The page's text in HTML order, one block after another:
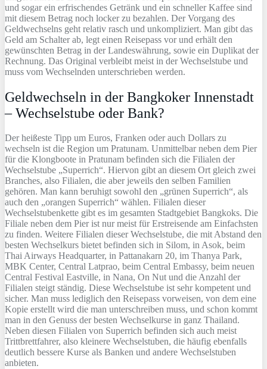
und sogar ein erfrischendes Getränk und ein schneller Kaffee sind
mit diesem Betrag noch locker zu bezahlen. Der Vorgang des
Geldwechselns geht relativ rasch und unkompliziert. Man gibt das
Geld am Schalter ab, legt einen Reisepass vor und erhält den
gewünschten Betrag in der Landeswährung, sowie ein Duplikat der
Rechnung. Das Original verbleibt meist in der Wechselstube und
muss vom Wechselnden unterschrieben werden.
Geldwechseln in der Bangkoker Innenstadt
– Wechselstube oder Bank?
Der heißeste Tipp um Euros, Franken oder auch Dollars zu
wechseln ist die Region um Pratunam. Unmittelbar neben dem Pier
für die Klongboote in Pratunam befinden sich die Filialen der
Wechselstube „Superrich“. Hiervon gibt an diesem Ort gleich zwei
Branches, also Filialen, die aber jeweils den selben Familien
gehören. Man kann beruhigt sowohl den „grünen Superrich“, als
auch den „orangen Superrich“ wählen. Filialen dieser
Wechselstubenkette gibt es im gesamten Stadtgebiet Bangkoks. Die
Filiale neben dem Pier ist nur meist für Erstreisende am Einfachsten
zu finden. Weitere Filialen dieser Wechselstube, die mit Abstand den
besten Wechselkurs bietet befinden sich in Silom, in Asok, beim
Thai Airways Headquarter, in Pattanakarn 20, im Thanya Park,
MBK Center, Central Latprao, beim Central Embassy, beim neuen
Central Festival Eastville, in Nana, On Nut und die Anzahl der
Filialen steigt ständig. Diese Wechselstube ist sehr kompetent und
sicher. Man muss lediglich den Reisepass vorweisen, von dem eine
Kopie erstellt wird die man unterschreiben muss, und schon kommt
man in den Genuss der besten Wechselkurse in ganz Thailand.
Neben diesen Filialen von Superrich befinden sich auch meist
Trittbrettfahrer, also kleinere Wechselstuben, die häufig ebenfalls
deutlich bessere Kurse als Banken und andere Wechselstuben
anbieten.